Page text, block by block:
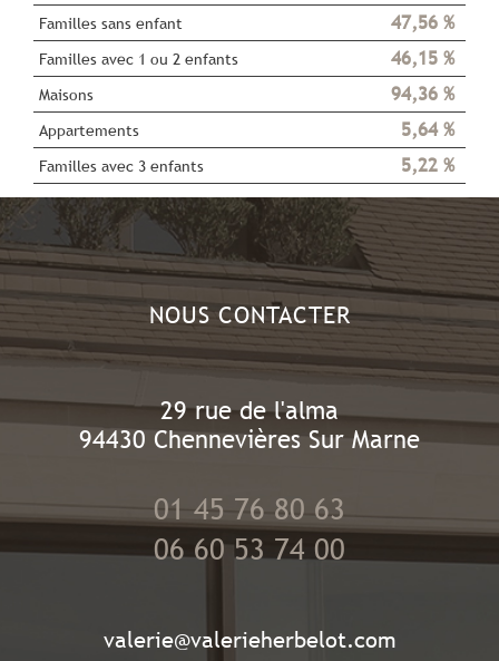
Familles sans enfant 47,56 %
Familles avec 1 ou 2 enfants 46,15 %
Maisons 94,36 %
Appartements 5,64 %
Familles avec 3 enfants 5,22 %
NOUS CONTACTER
29 rue de l'alma
94430 Chennevières Sur Marne
01 45 76 80 63
06 60 53 74 00
valerie@valerieherbelot.com